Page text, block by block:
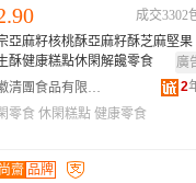
成交3302
亞麻籽核桃酥亞麻籽酥芝麻堅果
酥健康糕點休閑解饞零食
廣
安徽清團食品有限公司
2
零食 休閑糕點 健康零食
齋 品牌